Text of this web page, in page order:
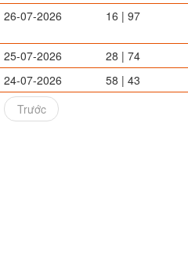
26-07-2026
16 | 97
25-07-2026
28 | 74
24-07-2026
58 | 43
Trước